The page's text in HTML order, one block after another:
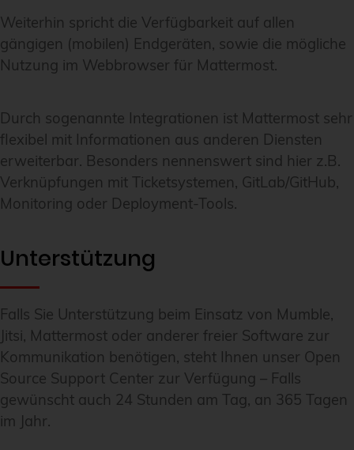
Weiterhin spricht die Verfügbarkeit auf allen
gängigen (mobilen) Endgeräten, sowie die mögliche
Nutzung im Webbrowser für Mattermost.
Durch sogenannte Integrationen ist Mattermost sehr
flexibel mit Informationen aus anderen Diensten
erweiterbar. Besonders nennenswert sind hier z.B.
Verknüpfungen mit Ticketsystemen, GitLab/GitHub,
Monitoring oder Deployment-Tools.
Unterstützung
Falls Sie Unterstützung beim Einsatz von Mumble,
Jitsi, Mattermost oder anderer freier Software zur
Kommunikation benötigen, steht Ihnen unser Open
Source Support Center zur Verfügung – Falls
gewünscht auch 24 Stunden am Tag, an 365 Tagen
im Jahr.